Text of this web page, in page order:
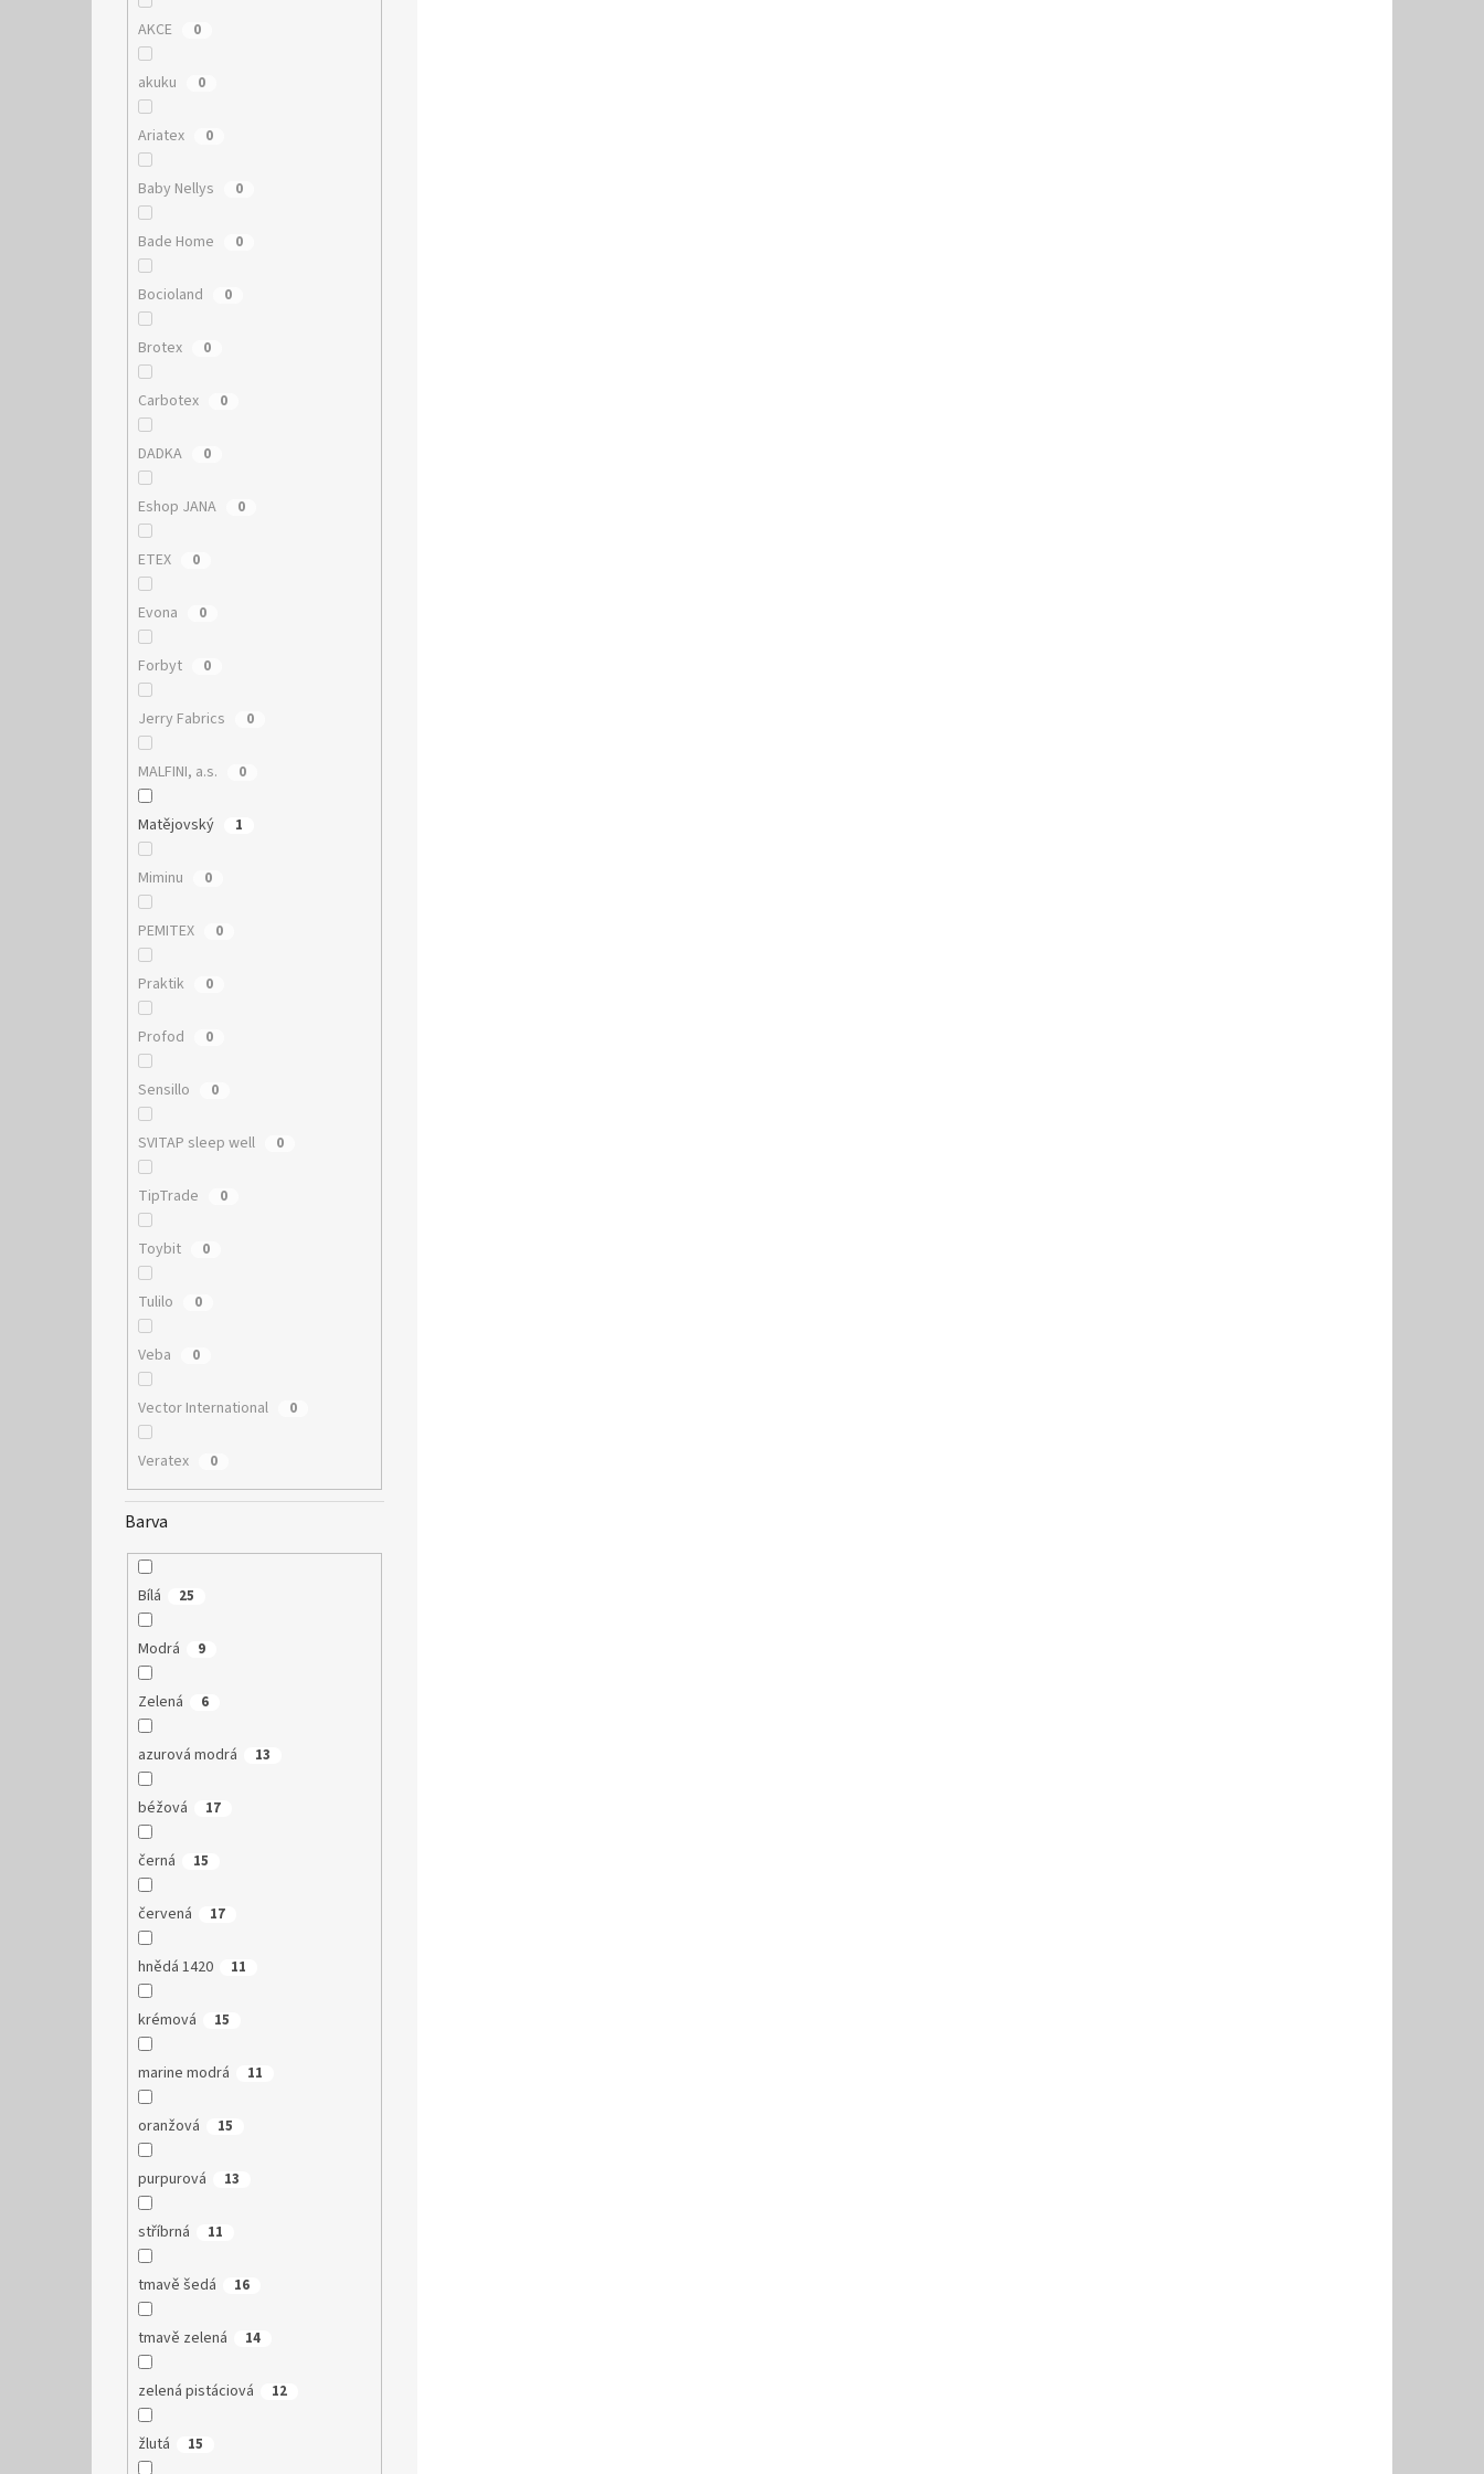
AKCE 0
akuku 0
Ariatex 0
Baby Nellys 0
Bade Home 0
Bocioland 0
Brotex 0
Carbotex 0
DADKA 0
Eshop JANA 0
ETEX 0
Evona 0
Forbyt 0
Jerry Fabrics 0
MALFINI, a.s. 0
Matějovský 1
Miminu 0
PEMITEX 0
Praktik 0
Profod 0
Sensillo 0
SVITAP sleep well 0
TipTrade 0
Toybit 0
Tulilo 0
Veba 0
Vector International 0
Veratex 0
Barva
Bílá 25
Modrá 9
Zelená 6
azurová modrá 13
béžová 17
černá 15
červená 17
hnědá 1420 11
krémová 15
marine modrá 11
oranžová 15
purpurová 13
stříbrná 11
tmavě šedá 16
tmavě zelená 14
zelená pistáciová 12
žlutá 15